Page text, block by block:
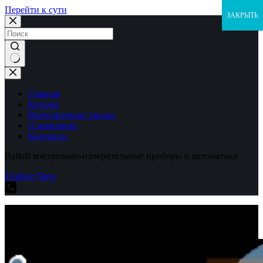
Перейти к сути
Ничего
не
найденоГлавная
Каталог
Выполненные заказы
О компании
Контакты
Balluff контрольно-измерительные приборы и автоматика
Explore Shop
ЗАКРЫТЬ